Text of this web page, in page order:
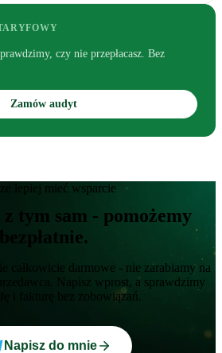
czy nie przepłacasz. Bez
Zamów audyt
lepiej mieć wsparcie
z tym sam - pomożemy
bezpłatnie.
całkowicie darmowe - nie zarabiamy na
Napisz wprost, a sprawdzimy
i fakturę bez zobowiązań.
Napisz do mnie